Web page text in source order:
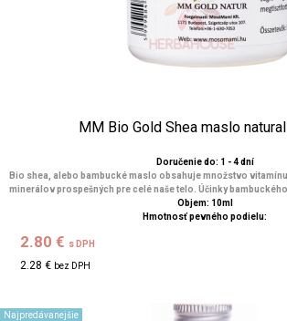
MM Bio Gold Shea maslo
Doručenie do: 1 - 4 dní
Bio shea, alebo bambucké maslo obsahuje množstvo
minerálov prospešných pre celé naše telo. Účinky bambuckého
Objem: 10ml
Hmotnosť pevného podielu:
2.80 € s DPH
2.28 € bez DPH
Najpredávanejšie